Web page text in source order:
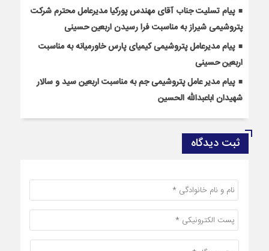
پیام تسلیت جناب آقای مهندس پوركیا مدیرعامل محترم شركت
پتروشیمی شیراز به مناسبت فرا رسیدن اربعین حسینی
پیام مدیرعامل پتروشیمی کیمیای پارس خاورمیانه به مناسبت
اربعین حسینی
پیام مدیر عامل پتروشیمی جم به مناسبت اربعین سید و سالار
شهیدان اباعبدالله الحسین
ثبت دیدگاه